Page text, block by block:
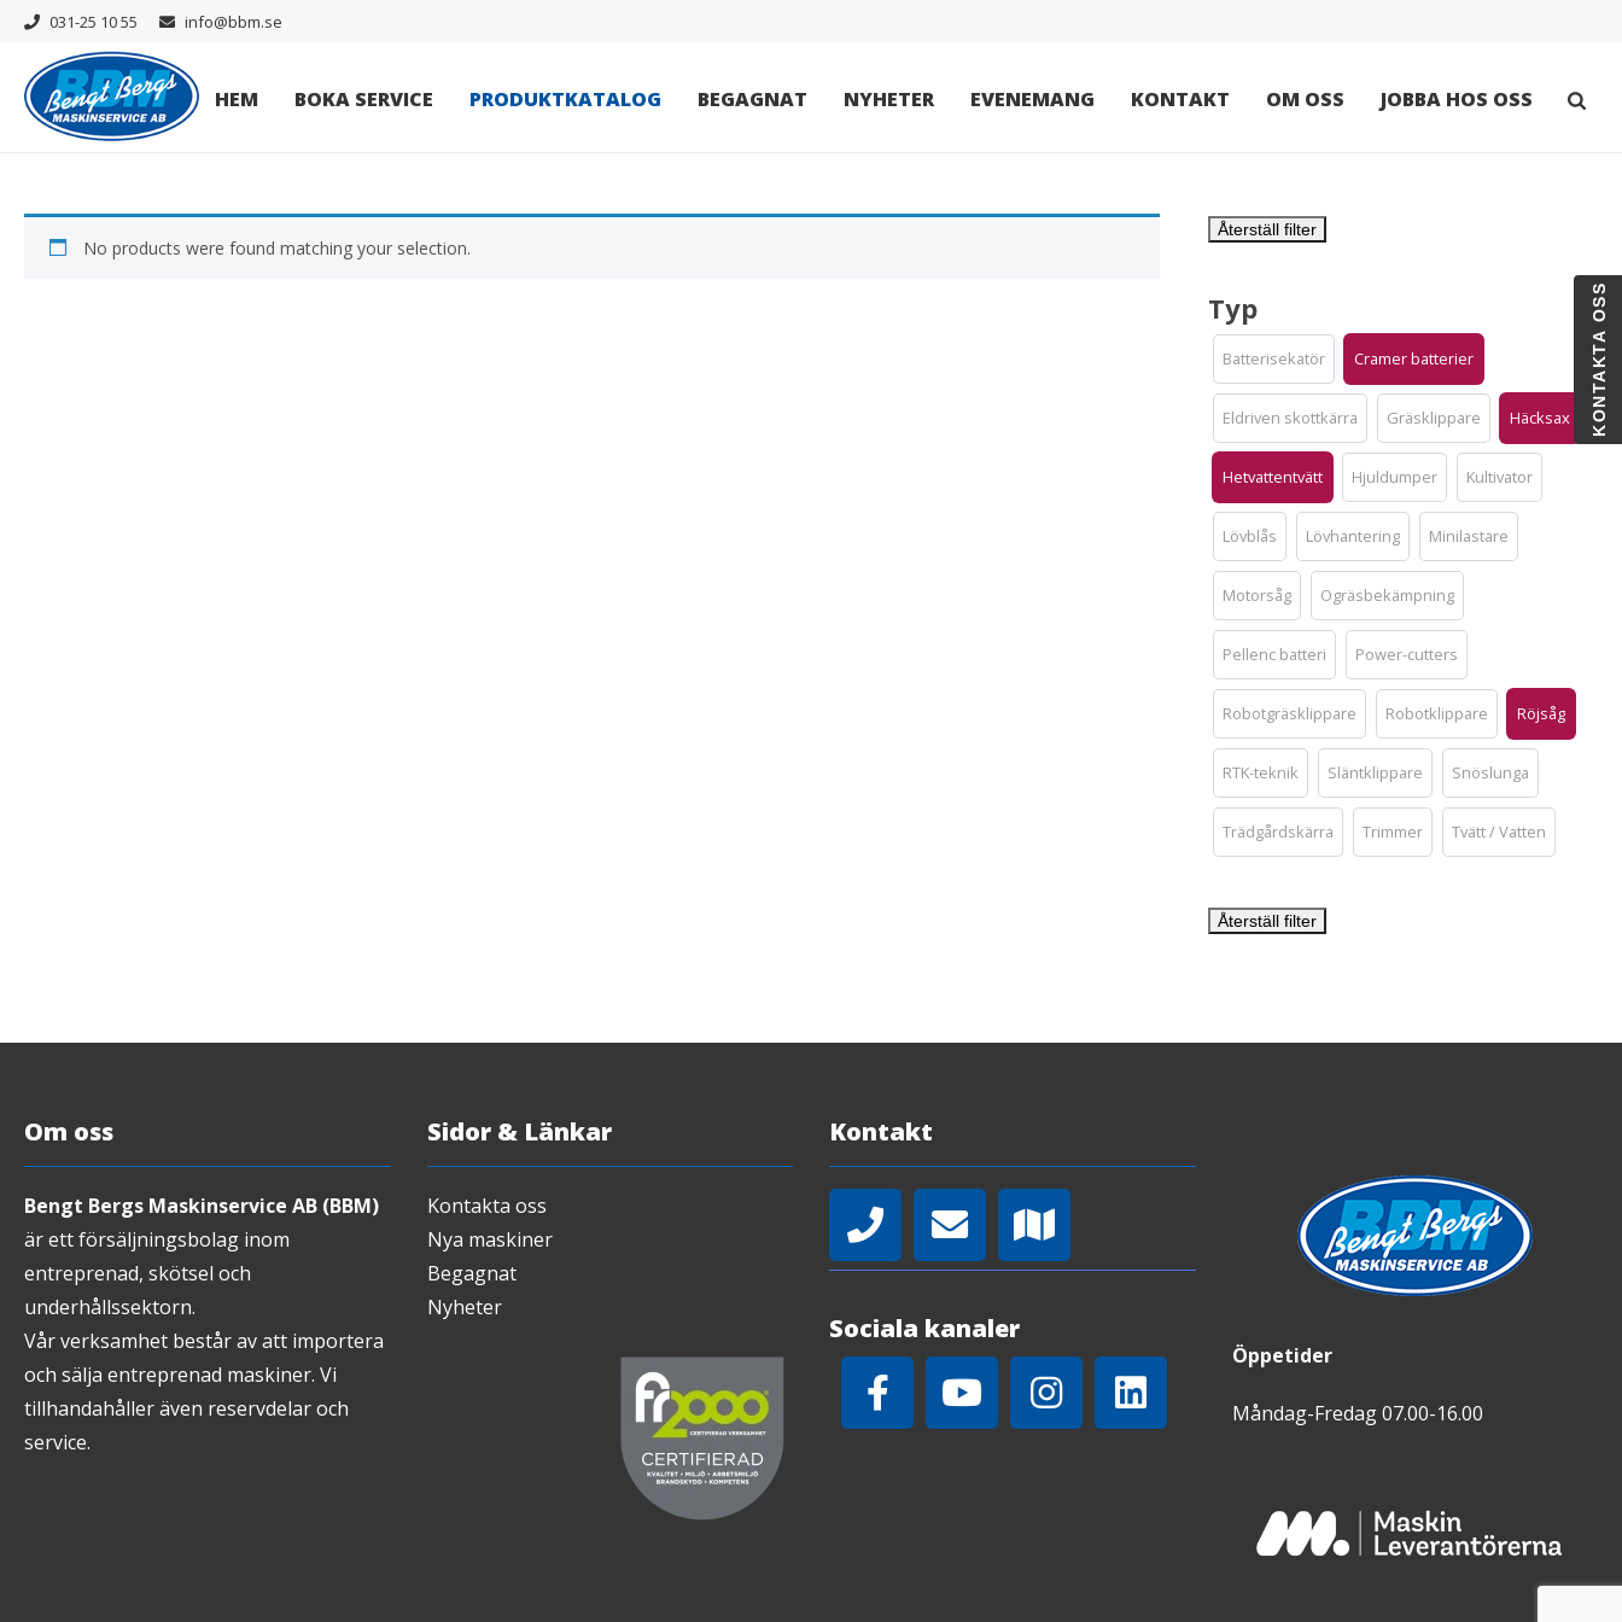
031-25 10 55 info@bbm.se
HEM BOKA SERVICE PRODUKTKATALOG BEGAGNAT NYHETER EVENEMANG KONTAKT OM OSS JOBBA HOS OSS
No products were found matching your selection.
Återställ filter
Typ
Batterisekatör Cramer batterier
Eldriven skottkärra Gräsklippare Häcksax
Hetvattentvätt Hjuldumper Kultivator
Lövblås Lövhantering Minilastare
Motorsåg Ogräsbekämpning
Pellenc batteri Power-cutters
Robotgräsklippare Robotklippare Röjsåg
RTK-teknik Släntklippare Snöslunga
Trädgårdskärra Trimmer Tvätt / Vatten
Återställ filter
Om oss
Bengt Bergs Maskinservice AB (BBM)
är ett försäljningsbolag inom
entreprenad, skötsel och
underhållssektorn.
Vår verksamhet består av att importera
och sälja entreprenad maskiner. Vi
tillhandahåller även reservdelar och
service.
Sidor & Länkar
Kontakta oss
Nya maskiner
Begagnat
Nyheter
Kontakt
Sociala kanaler
Öppetider
Måndag-Fredag 07.00-16.00
KONTAKTA OSS